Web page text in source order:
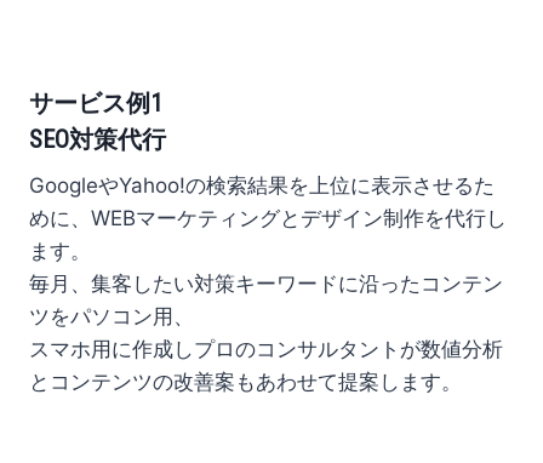
サービス例1
SEO対策代行
GoogleやYahoo!の検索結果を上位に表示させるた
めに、WEBマーケティングとデザイン制作を代行し
ます。
毎月、集客したい対策キーワードに沿ったコンテン
ツをパソコン用、
スマホ用に作成しプロのコンサルタントが数値分析
とコンテンツの改善案もあわせて提案します。